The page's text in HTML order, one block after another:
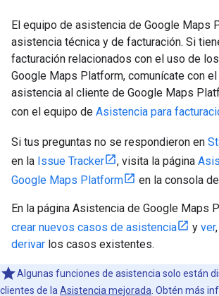
El equipo de asistencia de Google Maps
asistencia técnica y de facturación. Si
facturación relacionados con el uso de
Google Maps Platform, comunícate con
asistencia al cliente de Google Maps
con el equipo de Asistencia para
Si tus preguntas no se respondieron en
en la Issue Tracker , visita la página
Google Maps Platform
en la consola
En la página Asistencia de Google Maps
crear nuevos casos de asistencia
y ver,
derivar los casos existentes.
Algunas funciones de asistencia solo están
clientes de la Asistencia mejorada . Obtén más